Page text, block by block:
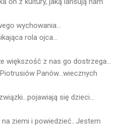
wychowania...
rola ojca...
większość z nas go dostrzega...
Panów...wiecznych
się dzieci...
ziemi i powiedzieć...Jestem